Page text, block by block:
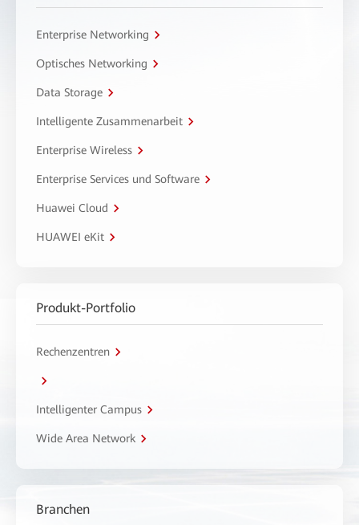
Enterprise Networking
Optisches Networking
Data Storage
Intelligente Zusammenarbeit
Enterprise Wireless
Enterprise Services und Software
Huawei Cloud
HUAWEI eKit
Produkt-Portfolio
Rechenzentren
Intelligenter Campus
Wide Area Network
Branchen